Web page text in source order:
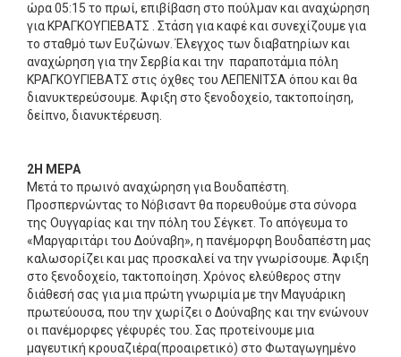
ώρα 05:15 το πρωί, επιβίβαση στο πούλμαν και αναχώρηση
για ΚΡΑΓΚΟΥΓΙΕΒΑΤΣ . Στάση για καφέ και συνεχίζουμε για
το σταθμό των Ευζώνων. Έλεγχος των διαβατηρίων και
αναχώρηση για την Σερβία και την παραποτάμια πόλη
ΚΡΑΓΚΟΥΓΙΕΒΑΤΣ στις όχθες του ΛΕΠΕΝΙΤΣΑ όπου και θα
διανυκτερεύσουμε. Άφιξη στο ξενοδοχείο, τακτοποίηση,
δείπνο, διανυκτέρευση.
2Η ΜΕΡΑ
Μετά το πρωινό αναχώρηση για Βουδαπέστη.
Προσπερνώντας το Νόβισαντ θα πορευθούμε στα σύνορα
της Ουγγαρίας και την πόλη του Σέγκετ. Το απόγευμα το
«Μαργαριτάρι του Δούναβη», η πανέμορφη Βουδαπέστη μας
καλωσορίζει και μας προσκαλεί να την γνωρίσουμε. Άφιξη
στο ξενοδοχείο, τακτοποίηση. Χρόνος ελεύθερος στην
διάθεσή σας για μια πρώτη γνωριμία με την Μαγυάρικη
πρωτεύουσα, που την χωρίζει ο Δούναβης και την ενώνουν
οι πανέμορφες γέφυρές του. Σας προτείνουμε μια
μαγευτική κρουαζιέρα(προαιρετικό) στο Φωταγωγημένο